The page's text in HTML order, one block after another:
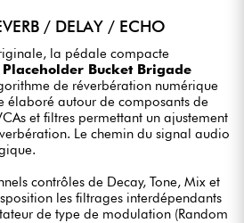
/ DELAY / ECHO
la pédale compacte
Placeholder Bucket Brigade
de réverbération numérique
élaboré autour de composants de
et filtres permettant un ajustement
Le chemin du signal audio
contrôles de Decay, Tone, Mix et
les filtrages interdépendants
de type de modulation (Random